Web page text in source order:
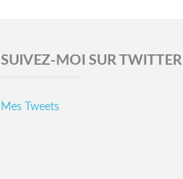
SUIVEZ-MOI SUR TWITTER
Mes Tweets